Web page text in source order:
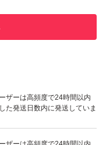
実績があります
ザーは高頻度で24時間以内
た発送日数内に発送していま